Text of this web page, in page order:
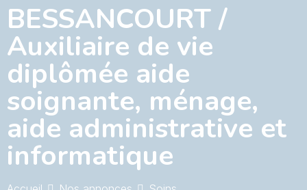
BESSANCOURT /
Auxiliaire de vie
diplômée aide
soignante, ménage,
aide administrative et
informatique